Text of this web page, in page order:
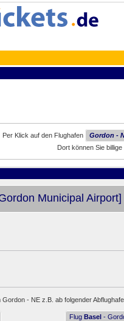
Per Klick auf den Flughafen
Gordon -
Dort können Sie
Municipal Airport]
Gordon - NE z.B. ab folgender
Flug Basel -